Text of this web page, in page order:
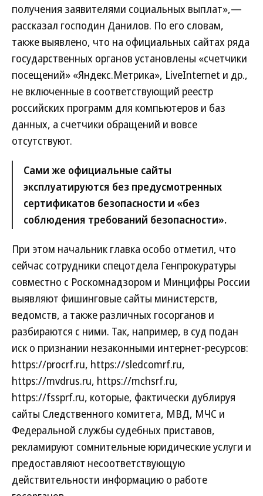
получения заявителями социальных выплат»,—
рассказал господин Данилов. По его словам,
также выявлено, что на официальных сайтах ряда
государственных органов установлены «счетчики
посещений» «Яндекс.Метрика», LiveInternet и др.,
не включенные в соответствующий реестр
российских программ для компьютеров и баз
данных, а счетчики обращений и вовсе
отсутствуют.
Сами же официальные сайты
эксплуатируются без предусмотренных
сертификатов безопасности и «без
соблюдения требований безопасности».
При этом начальник главка особо отметил, что
сейчас сотрудники спецотдела Генпрокуратуры
совместно с Роскомнадзором и Минцифры России
выявляют фишинговые сайты министерств,
ведомств, а также различных госорганов и
разбираются с ними. Так, например, в суд подан
иск о признании незаконными интернет-ресурсов:
https://procrf.ru, https://sledcomrf.ru,
https://mvdrus.ru, https://mchsrf.ru,
https://fssprf.ru, которые, фактически дублируя
сайты Следственного комитета, МВД, МЧС и
Федеральной службы судебных приставов,
рекламируют сомнительные юридические услуги и
предоставляют несоответствующую
действительности информацию о работе